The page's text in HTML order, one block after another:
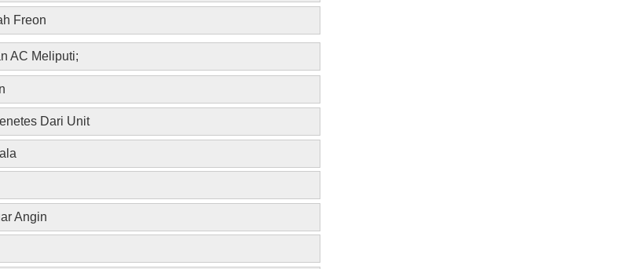
Freon
AC Meliputi;
Dari Unit
Angin